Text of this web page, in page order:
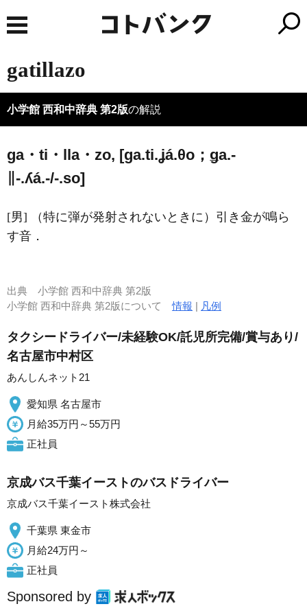
gatillazo
小学館 西和中辞典 第2版の解説
ga・ti・lla・zo, [ɡa.ti.ʝá.θo；ǥa.-
∥-.ʎá.-/-.so]
[男] （特に弾が発射されないときに）引き金が鳴ら
す音．
出典 小学館 西和中辞典 第2版
小学館 西和中辞典 第2版について情報 | 凡例
タクシードライバー/未経験OK/託児所完備/賞与あり/
名古屋市中村区
あんしんネット21
愛知県 名古屋市
月給35万円～55万円
正社員
京成バス千葉イーストのバスドライバー
京成バス千葉イースト株式会社
千葉県 東金市
月給24万円～
正社員
Sponsored by